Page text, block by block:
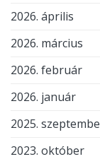
2026. április
2026. március
2026. február
2026. január
2025.
2023. október